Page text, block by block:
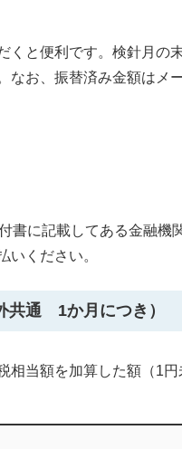
くと便利です。検針月の
なお、振替済み金額はメ
書に記載してある金融機
いください。
共通 1か月につき）
相当額を加算した額（1